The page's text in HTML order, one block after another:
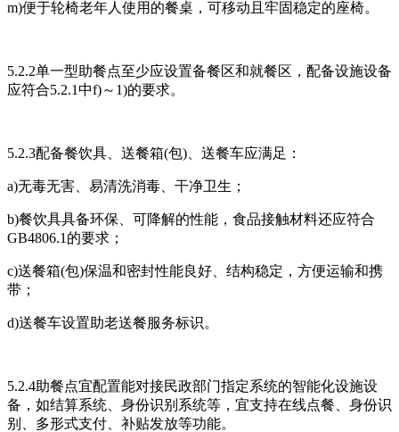
m)便于轮椅老年人使用的餐桌，可移动且牢固稳定的座椅。
5.2.2单一型助餐点至少应设置备餐区和就餐区，配备设施设备
应符合5.2.1中f)～1)的要求。
5.2.3配备餐饮具、送餐箱(包)、送餐车应满足：
a)无毒无害、易清洗消毒、干净卫生；
b)餐饮具具备环保、可降解的性能，食品接触材料还应符合
GB4806.1的要求；
c)送餐箱(包)保温和密封性能良好、结构稳定，方便运输和携
带；
d)送餐车设置助老送餐服务标识。
5.2.4助餐点宜配置能对接民政部门指定系统的智能化设施设
备，如结算系统、身份识别系统等，宜支持在线点餐、身份识
别、多形式支付、补贴发放等功能。